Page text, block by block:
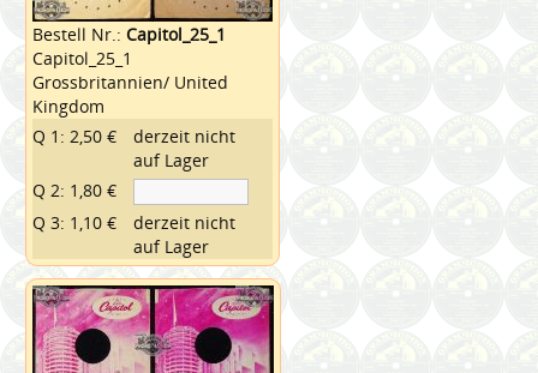
Bestell Nr.:Capitol_25_1
Capitol_25_1
Grossbritannien/ United
Kingdom
Q 1: 2,50 €
derzeit nicht
auf Lager
Q 2: 1,80 €
Q 3: 1,10 €
derzeit nicht
auf Lager